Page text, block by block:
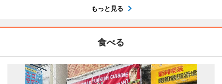
もっと見る
食べる